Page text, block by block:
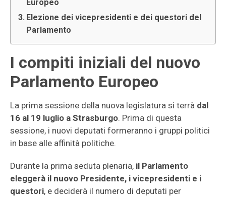
Europeo
Elezione dei vicepresidenti e dei questori del
Parlamento
I compiti iniziali del nuovo
Parlamento Europeo
La prima sessione della nuova legislatura si terrà dal
16 al 19 luglio a Strasburgo. Prima di questa
sessione, i nuovi deputati formeranno i gruppi politici
in base alle affinità politiche.
Durante la prima seduta plenaria, il Parlamento
eleggerà il nuovo Presidente, i vicepresidenti e i
questori, e deciderà il numero di deputati per